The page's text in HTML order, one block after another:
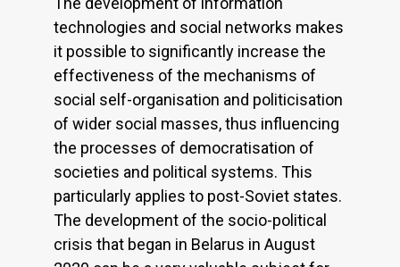
technologies and social networks makes
it possible to significantly increase the
effectiveness of the mechanisms of
social self-organisation and politicisation
of wider social masses, thus influencing
the processes of democratisation of
societies and political systems. This
particularly applies to post-Soviet states.
The development of the socio-political
crisis that began in Belarus in August